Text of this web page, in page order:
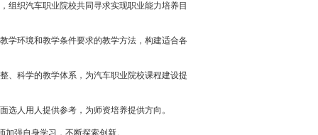
织汽车职业院校共同寻求实现职业能力培养目
学环境和教学条件要求的教学方法，构建适合各
科学的教学体系，为汽车职业院校课程建设提
选人用人提供参考，为师资培养提供方向。
强自身学习，不断探索创新。